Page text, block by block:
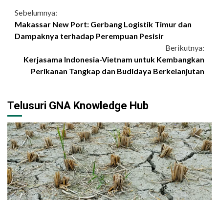
Continue
Reading
Sebelumnya:
Makassar New Port: Gerbang Logistik Timur dan
Dampaknya terhadap Perempuan Pesisir
Berikutnya:
Kerjasama Indonesia-Vietnam untuk Kembangkan
Perikanan Tangkap dan Budidaya Berkelanjutan
Telusuri GNA Knowledge Hub